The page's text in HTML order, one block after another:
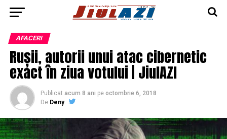
AFACERI
Rușii, autorii unui atac cibernetic
exact în ziua votului | JiulAZI
Publicat acum 8 ani pe octombrie 6, 2018
De Deny